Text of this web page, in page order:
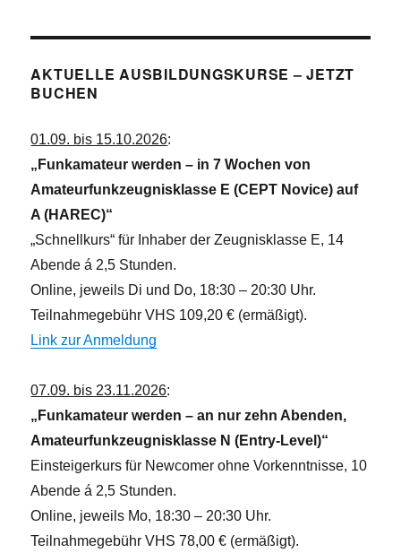
AKTUELLE AUSBILDUNGSKURSE – JETZT
BUCHEN
01.09. bis 15.10.2026:
„Funkamateur werden – in 7 Wochen von
Amateurfunkzeugnisklasse E (CEPT Novice) auf
A (HAREC)“
„Schnellkurs“ für Inhaber der Zeugnisklasse E, 14
Abende á 2,5 Stunden.
Online, jeweils Di und Do, 18:30 – 20:30 Uhr.
Teilnahmegebühr VHS 109,20 € (ermäßigt).
Link zur Anmeldung
07.09. bis 23.11.2026:
„Funkamateur werden – an nur zehn Abenden,
Amateurfunkzeugnisklasse N (Entry-Level)“
Einsteigerkurs für Newcomer ohne Vorkenntnisse, 10
Abende á 2,5 Stunden.
Online, jeweils Mo, 18:30 – 20:30 Uhr.
Teilnahmegebühr VHS 78,00 € (ermäßigt).